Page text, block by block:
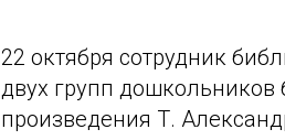
22 октября сотрудник
двух групп
произведения Т.